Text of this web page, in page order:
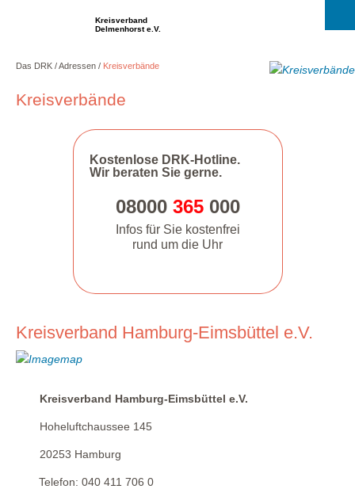
Kreisverband
Delmenhorst e.V.
Das DRK Adressen Kreisverbände
Kreisverbände
Kostenlose DRK-Hotline.
Wir beraten Sie gerne.
08000 365000
Infos für Sie kostenfrei
rund um die Uhr
Kreisverband Hamburg-Eimsbüttel e.V.
Kreisverband Hamburg-Eimsbüttel e.V.
Hoheluftchaussee 145
20253 Hamburg
Telefon: 040 411 706 0